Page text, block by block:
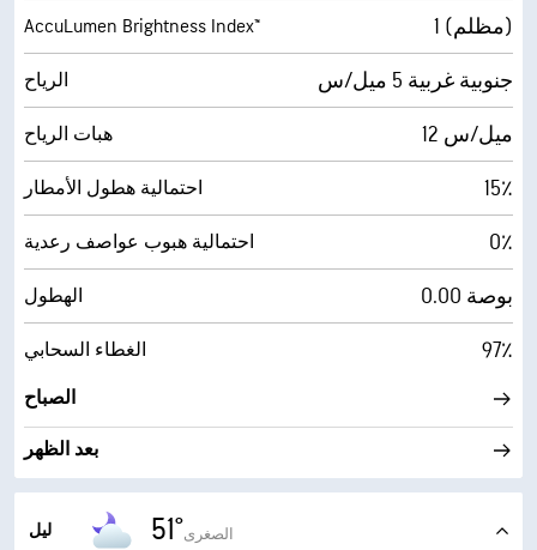
AccuLumen Brightness Index™ 1 (مظلم)
الرياح جنوبية غربية 5 ميل/س
هبات الرياح 12 ميل/س
احتمالية هطول الأمطار 15٪
احتمالية هبوب عواصف رعدية 0٪
الهطول 0.00 بوصة
الغطاء السحابي 97٪
الصباح
بعد الظهر
ليل 51°الصغرى